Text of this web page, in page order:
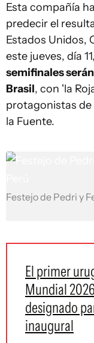
Esta compañía
predecir el
Estados Unidos,
este jueves, día
semifinales
Brasil, con 'la
protagonistas de
la Fuente.
Festejo de Pedri y
El primer
Mundial
designado
inaugural